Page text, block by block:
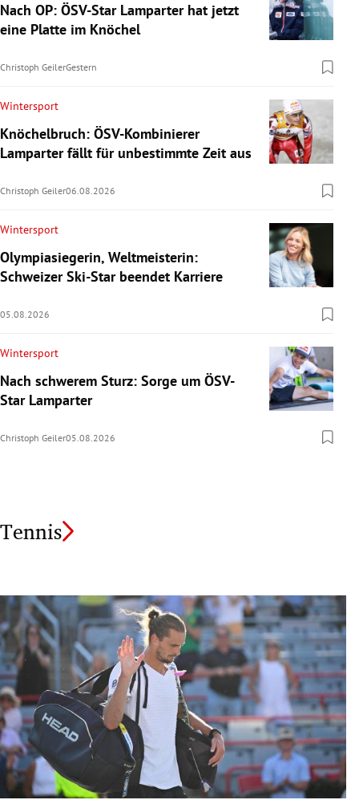
Nach OP: ÖSV-Star Lamparter hat jetzt
eine Platte im Knöchel
Christoph GeilerGestern
Wintersport
Knöchelbruch: ÖSV-Kombinierer
Lamparter fällt für unbestimmte Zeit aus
Christoph Geiler06.08.2026
Wintersport
Olympiasiegerin, Weltmeisterin:
Schweizer Ski-Star beendet Karriere
05.08.2026
Wintersport
Nach schwerem Sturz: Sorge um ÖSV-
Star Lamparter
Christoph Geiler05.08.2026
Tennis